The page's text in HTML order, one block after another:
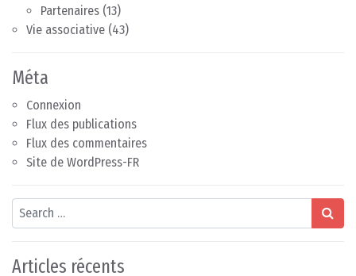
Partenaires (13)
Vie associative (43)
Méta
Connexion
Flux des publications
Flux des commentaires
Site de WordPress-FR
Search
Articles récents